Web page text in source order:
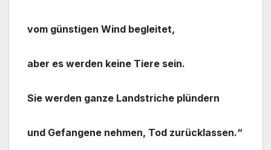
vom günstigen Wind begleitet,
aber es werden keine Tiere sein.
Sie werden ganze Landstriche plündern
und Gefangene nehmen, Tod zurücklassen.“